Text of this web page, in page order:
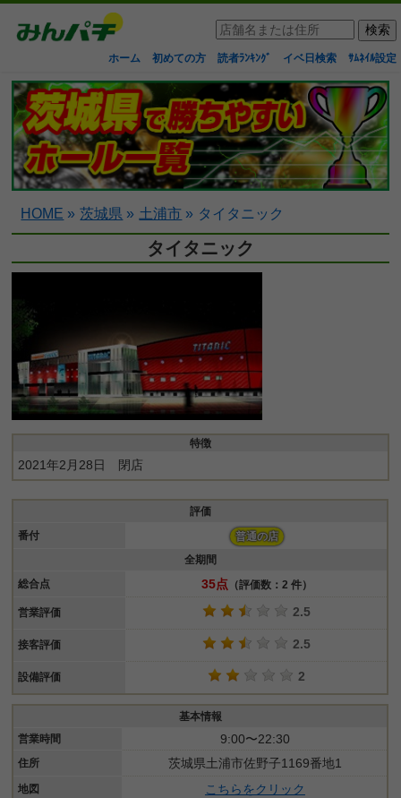
ホーム 初めての方 読者ﾗﾝｷﾝｸﾞ イベ日検索 ｻﾑﾈｲﾙ設定
HOME » 茨城県 » 土浦市 » タイタニック
タイタニック
特徴
2021年2月28日 閉店
評価
番付
普通の店
全期間
総合点
35点 （評価数：2 件）
営業評価 2.5
接客評価 2.5
設備評価 2
基本情報
営業時間
9:00〜22:30
住所 茨城県土浦市佐野子1169番地1
地図 こちらをクリック